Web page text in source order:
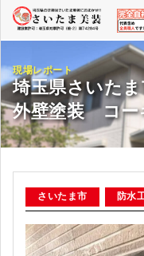
現場レポート
埼玉県さいた
外壁塗装 コー
さいたま市 防水